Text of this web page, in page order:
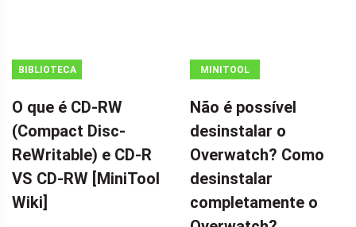
BIBLIOTECA
WIKI
O que é CD-RW
(Compact Disc-
ReWritable) e CD-R
VS CD-RW [MiniTool
Wiki]
MINITOOL
Não é possível
desinstalar o
Overwatch? Como
desinstalar
completamente o